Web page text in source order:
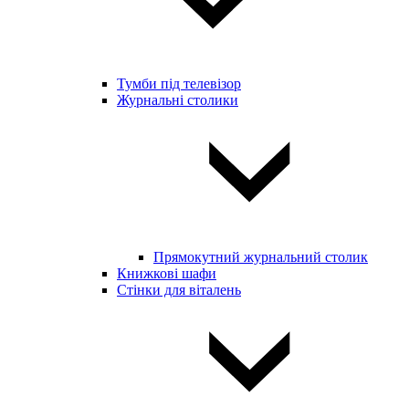
Тумби під телевізор
Журнальні столики
Прямокутний журнальний столик
Книжкові шафи
Стінки для віталень